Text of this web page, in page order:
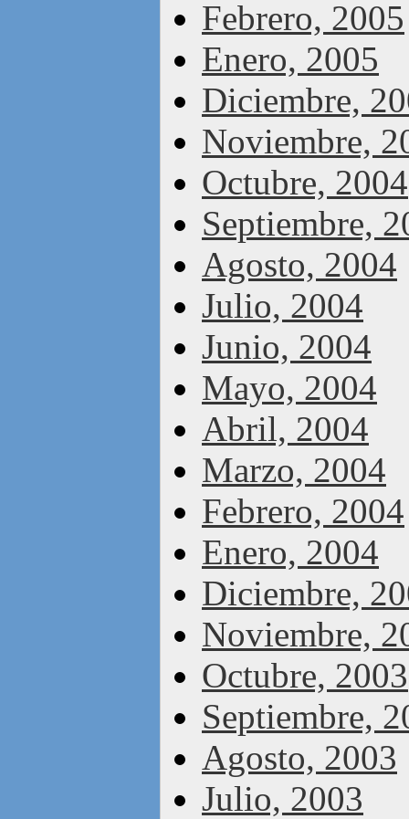
Febrero, 2005
Enero, 2005
Diciembre,
Noviembre,
Octubre, 2004
Septiembre,
Agosto, 2004
Julio, 2004
Junio, 2004
Mayo, 2004
Abril, 2004
Marzo, 2004
Febrero, 2004
Enero, 2004
Diciembre,
Noviembre,
Octubre, 2003
Septiembre,
Agosto, 2003
Julio, 2003